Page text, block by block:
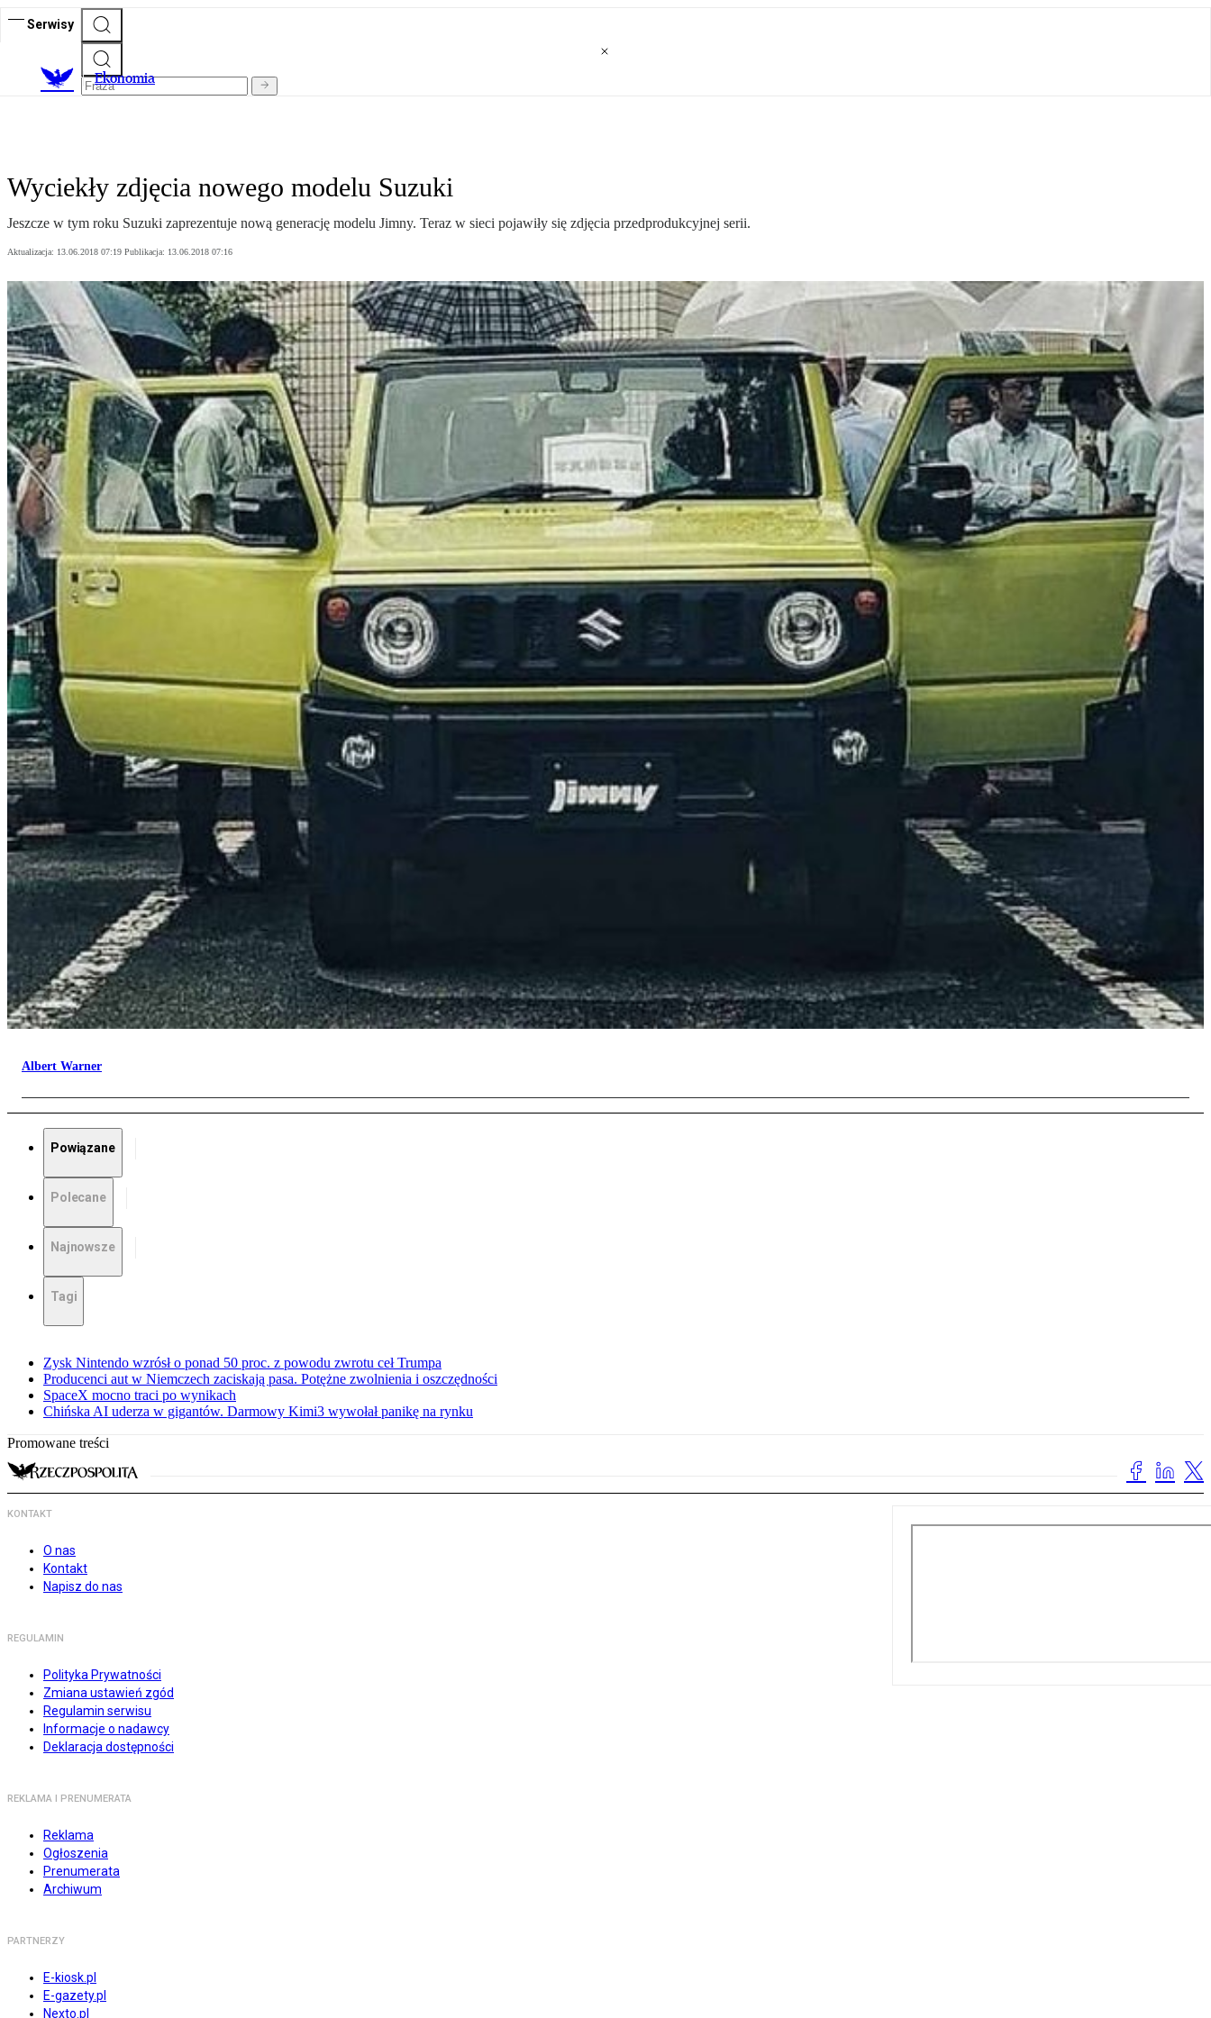
Serwisy
Ekonomia
Wyciekły zdjęcia nowego modelu Suzuki
Jeszcze w tym roku Suzuki zaprezentuje nową generację modelu Jimny. Teraz w sieci pojawiły się zdjęcia przedprodukcyjnej serii.
Aktualizacja: 13.06.2018 07:19 Publikacja: 13.06.2018 07:16
Albert Warner
Powiązane
Polecane
Najnowsze
Tagi
Zysk Nintendo wzrósł o ponad 50 proc. z powodu zwrotu ceł Trumpa
Producenci aut w Niemczech zaciskają pasa. Potężne zwolnienia i oszczędności
SpaceX mocno traci po wynikach
Chińska AI uderza w gigantów. Darmowy Kimi3 wywołał panikę na rynku
Promowane treści
KONTAKT
O nas
Kontakt
Napisz do nas
REGULAMIN
Polityka Prywatności
Zmiana ustawień zgód
Regulamin serwisu
Informacje o nadawcy
Deklaracja dostępności
REKLAMA I PRENUMERATA
Reklama
Ogłoszenia
Prenumerata
Archiwum
PARTNERZY
E-kiosk.pl
E-gazety.pl
Nexto.pl